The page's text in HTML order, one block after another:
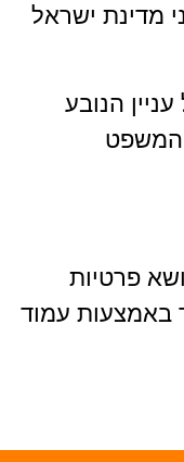
מדינת ישראל
הנובע
המשפט
פרטיות
באמצעות עמוד